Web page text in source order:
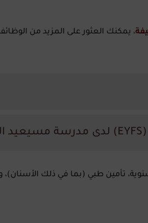
، يمكنك العثور على المزيد من
تأمين طبي (بما في ذلك الأسنان)،